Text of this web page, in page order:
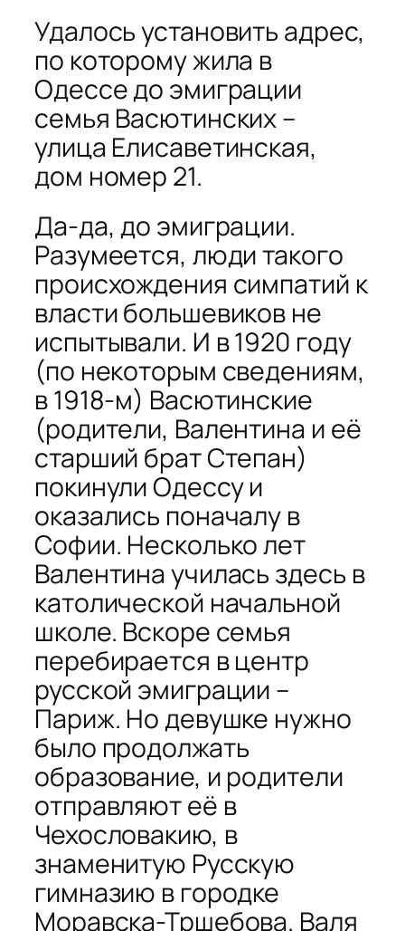
Удалось установить адрес,
по которому жила в
Одессе до эмиграции
семья Васютинских –
улица Елисаветинская,
дом номер 21.
Да-да, до эмиграции.
Разумеется, люди такого
происхождения симпатий к
власти большевиков не
испытывали. И в 1920 году
(по некоторым сведениям,
в 1918-м) Васютинские
(родители, Валентина и её
старший брат Степан)
покинули Одессу и
оказались поначалу в
Софии. Несколько лет
Валентина училась здесь в
католической начальной
школе. Вскоре семья
перебирается в центр
русской эмиграции –
Париж. Но девушке нужно
было продолжать
образование, и родители
отправляют её в
Чехословакию, в
знаменитую Русскую
гимназию в городке
Моравска-Тршебова. Валя